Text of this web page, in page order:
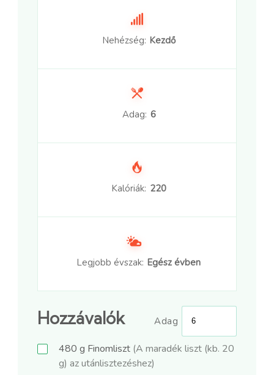
Nehézség: Kezdő
Adag: 6
Kalóriák: 220
Legjobb évszak: Egész évben
Hozzávalók Adag
480 g Finomliszt (A maradék liszt (kb. 20
g) az utánlisztezéshez)